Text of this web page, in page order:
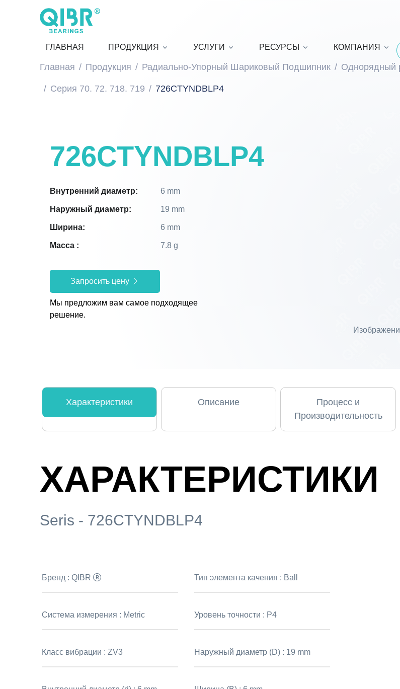
ГЛАВНАЯ ПРОДУКЦИЯ УСЛУГИ РЕСУРСЫ КОМПАНИЯ
Главная Продукция Радиально-Упорный Шариковый Подшипник Однорядный
Серия 70. 72. 718. 719 726CTYNDBLP4
726CTYNDBLP4
Внутренний диаметр: 6 mm
Наружный диаметр: 19 mm
Ширина: 6 mm
Масса : 7.8 g
Запросить цену
Мы предложим вам самое подходящее
решение.
Характеристики Описание
Процесс и
Производительность
ХАРАКТЕРИСТИКИ
Seris - 726CTYNDBLP4
Бренд :QIBR Тип элемента качения : Ball
Система измерения : Metric Уровень точности : P4
Класс вибрации :ZV3 Наружный диаметр (D) : 19 mm